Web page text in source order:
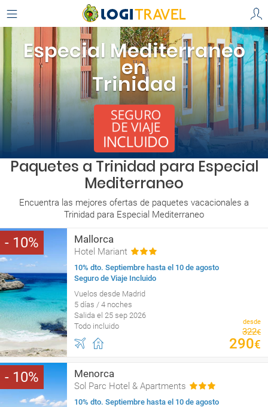
Especial Mediterraneo
en
Trinidad
Paquetes a Trinidad para Especial
Mediterraneo
Encuentra las mejores ofertas de paquetes vacacionales a
Trinidad para Especial Mediterraneo
10 Mallorca
Hotel Mariant
10% dto. Septiembre hasta el 10 de agosto
Seguro de Viaje Incluido
Vuelos desde Madrid
5 días / 4 noches
Salida el 25 sep 2026
Todo incluido
desde
322€
290€
10 Menorca
Sol Parc Hotel & Apartments
10% dto. Septiembre hasta el 10 de agosto